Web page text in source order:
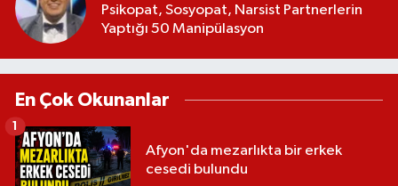
Psikopat, Sosyopat, Narsist Partnerlerin
Yaptığı 50 Manipülasyon
En Çok Okunanlar
Afyon'da mezarlıkta bir erkek
cesedi bulundu
1